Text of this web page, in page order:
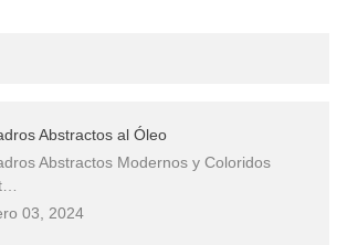
Abstractos al Óleo
Abstractos Modernos y Coloridos
03, 2024